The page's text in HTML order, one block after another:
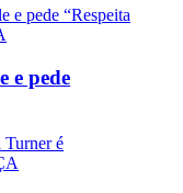
e pede